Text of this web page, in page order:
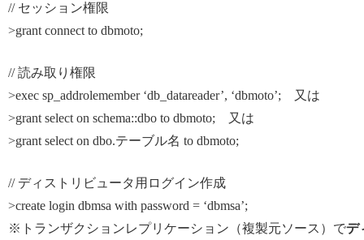
// セッション権限
>grant connect to dbmoto;
// 読み取り権限
>exec sp_addrolemember ‘db_datareader’, ‘dbmoto’; 又は
>grant select on schema::dbo to dbmoto; 又は
>grant select on dbo.テーブル名 to dbmoto;
// ディストリビュータ用ログイン作成
>create login dbmsa with password = ‘dbmsa’;
※トランザクションレプリケーション（複製元ソース）でデ